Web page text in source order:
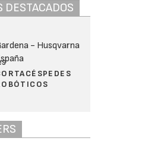
DESTACADOS
- Husqvarna